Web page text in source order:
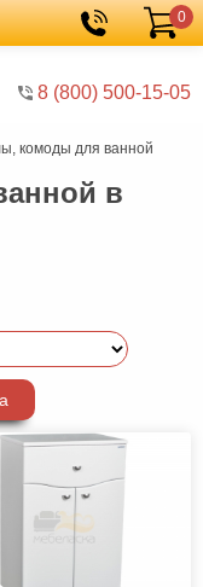
8 (800) 500-15-05
Корзина
0
комоды для ванной
в